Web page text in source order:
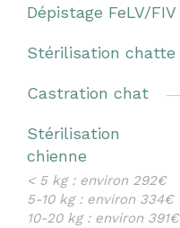
Dépistage FeLV/FIV
Stérilisation chatte
Castration chat
Stérilisation
chienne
< 5 kg : environ 292€
5-10 kg : environ 334€
10-20 kg : environ 391€